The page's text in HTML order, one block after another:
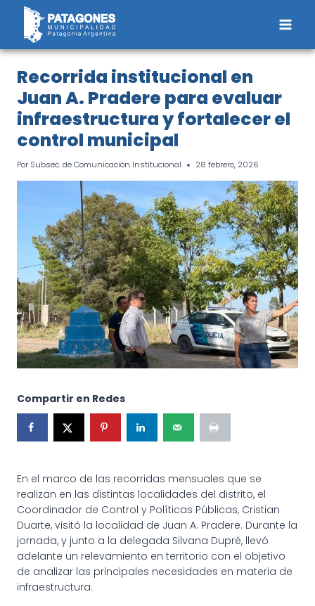
Saltar
contenido
Recorrida institucional en
Juan A. Pradere para evaluar
infraestructura y fortalecer el
control municipal
Por Subsec. de Comunicación Institucional 28 febrero, 2026
Compartir en Redes
En el marco de las recorridas mensuales que se
realizan en las distintas localidades del distrito, el
Coordinador de Control y Políticas Públicas, Cristian
Duarte, visitó la localidad de Juan A. Pradere. Durante la
jornada, y junto a la delegada Silvana Dupré, llevó
adelante un relevamiento en territorio con el objetivo
de analizar las principales necesidades en materia de
infraestructura.